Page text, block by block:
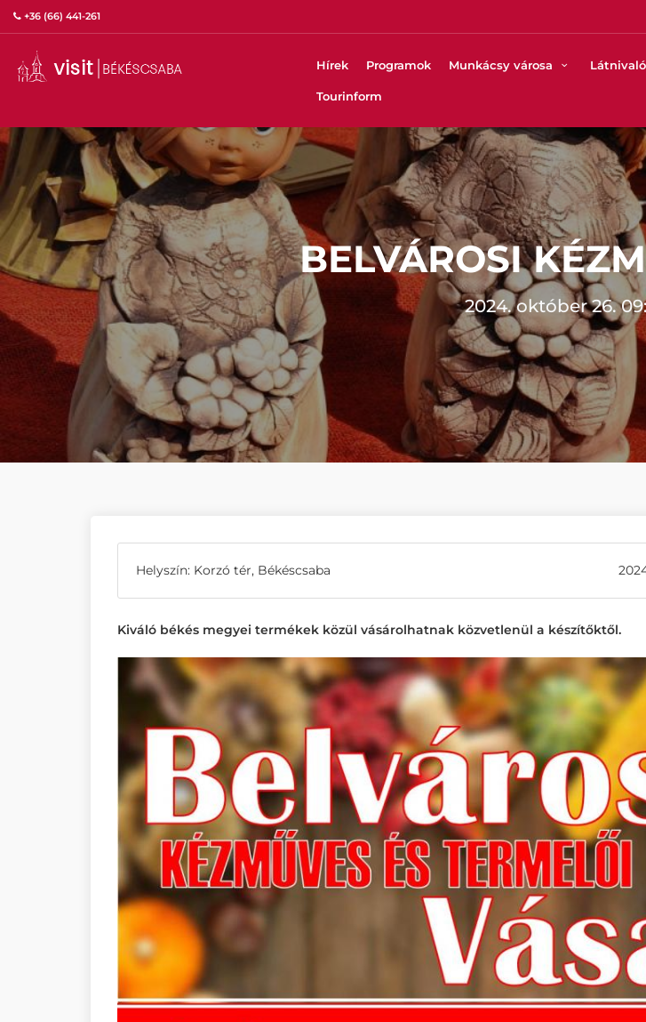
+36 (66) 441-261
Hírek Programok Munkácsy városa
Tourinform
BELVÁROSI
2024. október 26.
Helyszín: Korzó tér, Békéscsaba
Kiváló békés megyei termékek közül vásárolhatnak közvetlenül a készítőktől.